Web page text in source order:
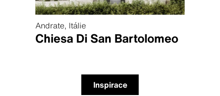
Andrate, Itálie
Chiesa Di San Bartolomeo
Inspirace